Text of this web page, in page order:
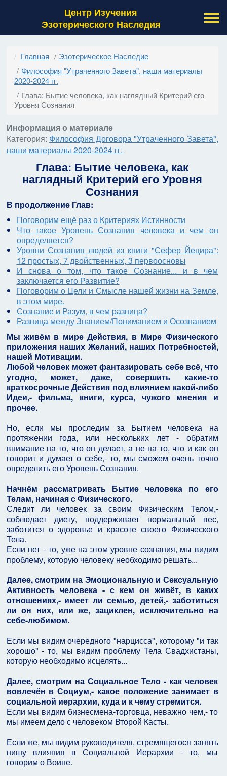
Центр Изучения
Эзотерического Наследия
Главная
Эзотерическое Наследие
Философия "Утраченного Завета", наши материалы
2020-2024 гг.
Глава: Бытие человека, как наглядный Критерий его
Уровня Сознания
Информация о материале
Категория: Философия Договора "Утраченного Завета",
наши материалы 2020-2024 гг.
Глава: Бытие человека, как
наглядный Критерий его Уровня
Сознания
В продолжение Глав:
Поговорим ещё раз о Критериях Истинности
Что такое Уровень Сознания человека и чем он
определяется?
Уровни Сознания людей из книги "Сефер Йецира":
12 простых, 7 двойственных, 3 первоосновы
И снова о том, что такое Сознание... и в чем
заключается его Развитие?
Поговорим о Цели и Смысле нашей жизни на Земле,
в этом мире.
Сознание и Разум, в чем разница?
Разница между Знанием/Пониманием и Осознанием
Мы живём в мире Действия, в Мире Физического
приложения наших Желаний, наших Потребностей,
нашей Мотивации.
Любой человек может фантазировать себе всё, что
угодно, может, даже, совершить какие-то
краткосрочные Действия под влиянием какой-либо
Идеи,- фильма, книги, курса, чужого мнения и
прочее.
Но, если мы проследим за Бытием человека на
протяжении года, или нескольких лет - обратим
внимание на то, что он делает, а не на то, что и как он
говорит и думает о себе,- то, мы сможем очень точно
определить его Уровень Сознания.
Начнём рассматривать Бытие человека по его
Телам, начиная с Физического.
Следит ли человек за своим Физическим Телом,-
соблюдает диету, поддерживает нормальный вес,
заботится о здоровье и красоте своего Физического
Тела.
Если нет - то, уже на этом уровне сознания, мы видим
проблему, которую человеку необходимо решать...
Далее, смотрим на Эмоциональную и Сексуальную
Активность человека - с кем он живёт, в каких
отношениях,- имеет ли семью, детей,- заботиться
ли он них, или же, зациклен, исключительно на
себе-любимом.
Если мы видим очередного "нарцисса", которому "и так
хорошо" - то, мы видим проблему Тела Свадхистаны,
которую необходимо исцелять...
Далее, смотрим на Социальное Тело - как человек
вовлечён в Социум,- какое положение занимает в
социальной иерархии, куда и к чему стремится.
Если мы видим бизнесмена-торговца, неважно чем,- то
мы имеем дело с человеком Второй Касты.
Если же, мы видим руководителя, стремящегося занять
нишу влияния в Социальной Иерархии - то, мы
говорим о Воине.